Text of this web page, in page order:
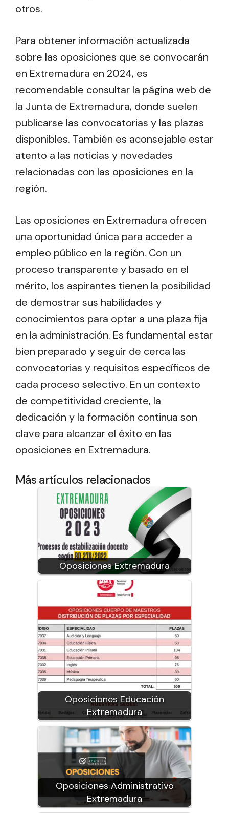
otros.
Para obtener información actualizada
sobre las oposiciones que se convocarán
en Extremadura en 2024, es
recomendable consultar la página web de
la Junta de Extremadura, donde suelen
publicarse las convocatorias y las plazas
disponibles. También es aconsejable estar
atento a las noticias y novedades
relacionadas con las oposiciones en la
región.
Las oposiciones en Extremadura ofrecen
una oportunidad única para acceder a
empleo público en la región. Con un
proceso transparente y basado en el
mérito, los aspirantes tienen la posibilidad
de demostrar sus habilidades y
conocimientos para optar a una plaza fija
en la administración. Es fundamental estar
bien preparado y seguir de cerca las
convocatorias y requisitos específicos de
cada proceso selectivo. En un contexto
de competitividad creciente, la
dedicación y la formación continua son
clave para alcanzar el éxito en las
oposiciones en Extremadura.
Más artículos relacionados
Oposiciones Extremadura
Oposiciones Educación
Extremadura
Oposiciones Administrativo
Extremadura